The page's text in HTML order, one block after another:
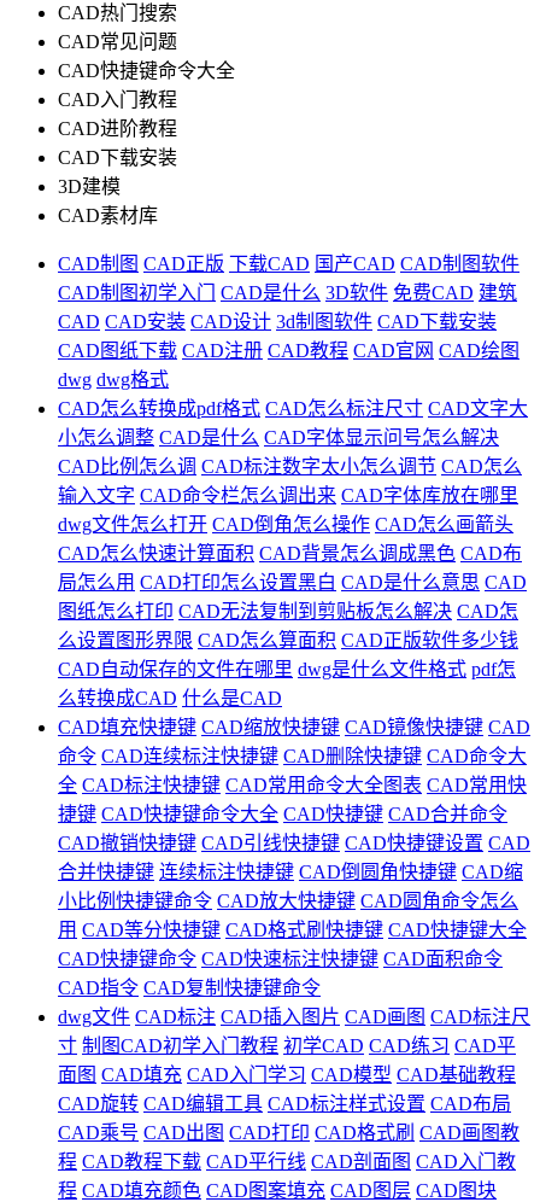
CAD热门搜索
CAD常见问题
CAD快捷键命令大全
CAD入门教程
CAD进阶教程
CAD下载安装
3D建模
CAD素材库
CAD制图 CAD正版 下载CAD 国产CAD CAD制图软件
CAD制图初学入门
CAD是什么 3D软件 免费CAD 建筑
CAD CAD安装 CAD设计 3d制图软件 CAD下载安装
CAD图纸下载 CAD注册 CAD教程 CAD官网 CAD绘图
dwg dwg格式
CAD怎么转换成pdf格式 CAD怎么标注尺寸 CAD文字大
小怎么调整 CAD是什么 CAD字体显示问号怎么解决
CAD比例怎么调 CAD标注数字太小怎么调节 CAD怎么
输入文字 CAD命令栏怎么调出来 CAD字体库放在哪里
dwg文件怎么打开 CAD倒角怎么操作 CAD怎么画箭头
CAD怎么快速计算面积 CAD背景怎么调成黑色 CAD布
局怎么用 CAD打印怎么设置黑白 CAD是什么意思 CAD
图纸怎么打印 CAD无法复制到剪贴板怎么解决 CAD怎
么设置图形界限 CAD怎么算面积 CAD正版软件多少钱
CAD自动保存的文件在哪里 dwg是什么文件格式 pdf怎
么转换成CAD 什么是CAD
CAD填充快捷键 CAD缩放快捷键 CAD镜像快捷键 CAD
命令 CAD连续标注快捷键 CAD删除快捷键 CAD命令大
全 CAD标注快捷键 CAD常用命令大全图表 CAD常用快
捷键 CAD快捷键命令大全 CAD快捷键 CAD合并命令
CAD撤销快捷键 CAD引线快捷键 CAD快捷键设置 CAD
合并快捷键 连续标注快捷键 CAD倒圆角快捷键 CAD缩
小比例快捷键命令 CAD放大快捷键 CAD圆角命令怎么
用 CAD等分快捷键 CAD格式刷快捷键 CAD快捷键大全
CAD快捷键命令 CAD快速标注快捷键 CAD面积命令
CAD指令 CAD复制快捷键命令
dwg文件 CAD标注 CAD插入图片 CAD画图 CAD标注尺
寸 制图CAD初学入门教程 初学CAD CAD练习 CAD平
面图 CAD填充 CAD入门学习 CAD模型 CAD基础教程
CAD旋转 CAD编辑工具 CAD标注样式设置 CAD布局
CAD乘号 CAD出图 CAD打印 CAD格式刷 CAD画图教
程 CAD教程下载 CAD平行线 CAD剖面图 CAD入门教
程 CAD填充颜色 CAD图案填充 CAD图层 CAD图块